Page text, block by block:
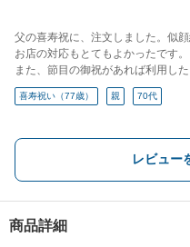
父の喜寿祝に、注文しました。似
お店の対応もとてもよかったです
また、節目の御祝があれば利用した
喜寿祝い（77歳） 親 70代
祖父の卒寿のお祝いにサプライズ
た。
祖父はもちろん、親戚一同皆とて
っくりで、お味もとても美味しかっ
レビュー
商品詳細